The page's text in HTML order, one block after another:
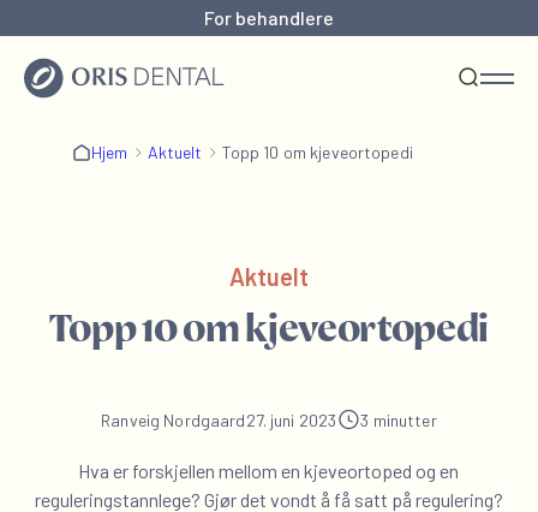
For behandlere
Hjem Aktuelt Topp 10 om kjeveortopedi
Aktuelt
Topp 10 om kjeveortopedi
Ranveig Nordgaard27. juni 2023 3 minutter
Hva er forskjellen mellom en kjeveortoped og en
reguleringstannlege? Gjør det vondt å få satt på regulering?